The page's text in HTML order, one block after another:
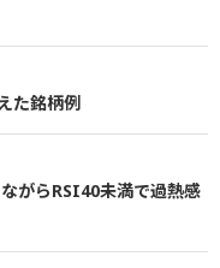
た銘柄例
がらRSI40未満で過熱感